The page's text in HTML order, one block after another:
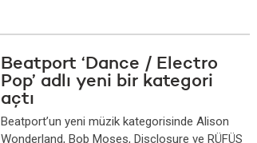
Beatport ‘Dance / Electro
Pop’ adlı yeni bir kategori
açtı
Beatport’un yeni müzik kategorisinde Alison
Wonderland, Bob Moses, Disclosure ve RÜFÜS